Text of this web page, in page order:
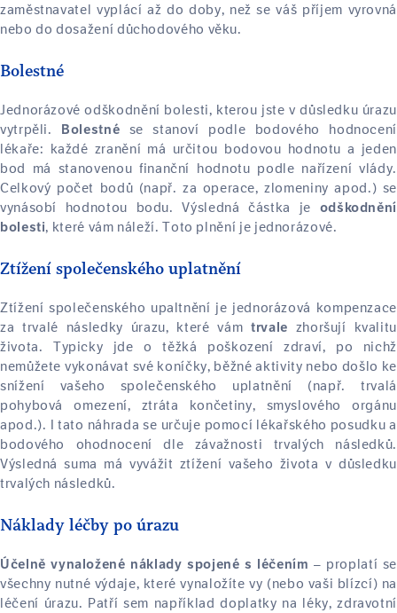
zaměstnavatel vyplácí až do doby, než se váš příjem vyrovná
nebo do dosažení důchodového věku.
Bolestné
Jednorázové odškodnění bolesti, kterou jste v důsledku úrazu
vytrpěli.
Bolestné se stanoví podle bodového hodnocení
lékaře: každé zranění má určitou bodovou hodnotu a jeden
bod má stanovenou finanční hodnotu podle nařízení vlády.
Celkový počet bodů (např. za operace, zlomeniny apod.) se
vynásobí hodnotou bodu. Výsledná částka je odškodnění
bolesti, které vám náleží. Toto plnění je jednorázové.
Ztížení společenského uplatnění
Ztížení společenského upaltnění je jednorázová kompenzace
za trvalé následky úrazu, které vám trvale zhoršují kvalitu
života. Typicky jde o těžká poškození zdraví, po nichž
nemůžete vykonávat své koníčky, běžné aktivity nebo došlo ke
snížení vašeho společenského uplatnění (např. trvalá
pohybová omezení, ztráta končetiny, smyslového orgánu
apod.). I tato náhrada se určuje pomocí lékařského posudku a
bodového ohodnocení dle závažnosti trvalých následků.
Výsledná suma má vyvážit ztížení vašeho života v důsledku
trvalých následků.
Náklady léčby po úrazu
Účelně vynaložené náklady spojené s léčením – proplatí se
všechny nutné výdaje, které vynaložíte vy (nebo vaši blízcí) na
léčení úrazu. Patří sem například doplatky na léky, zdravotní